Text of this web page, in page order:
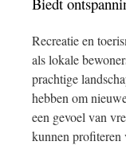
Recreatie en
als lokale
prachtige
hebben om
een gevoel van
kunnen profiteren